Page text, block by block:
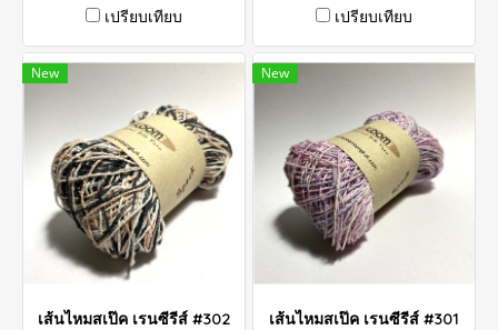
เปรียบเทียบ เปรียบเทียบ
New
เส้นไหมสเป๊ค เรนซีรีส์ #302
New
เส้นไหมสเป๊ค เรนซีรีส์ #301